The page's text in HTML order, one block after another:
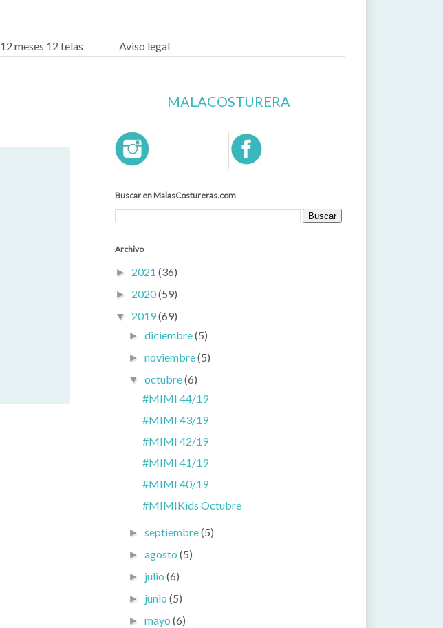
12 meses 12 telas Aviso legal
MALACOSTURERA
Buscar en MalasCostureras.com
Archivo
► 2021 (36)
► 2020(59)
▼ 2019(69)
►diciembre(5)
►noviembre(5)
▼octubre(6)
#MIMI 44/19
#MIMI 43/19
#MIMI 42/19
#MIMI 41/19
#MIMI 40/19
#MIMIKids Octubre
►septiembre(5)
►agosto(5)
► julio(6)
► junio(5)
►mayo(6)